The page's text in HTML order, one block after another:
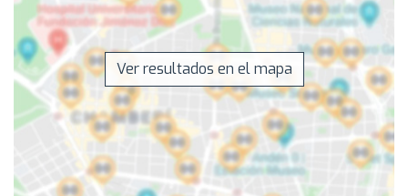
Ver resultados en el mapa